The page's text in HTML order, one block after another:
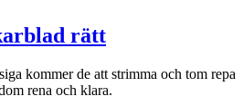
rätt
kommer de att strimma och tom repa
rena och klara.